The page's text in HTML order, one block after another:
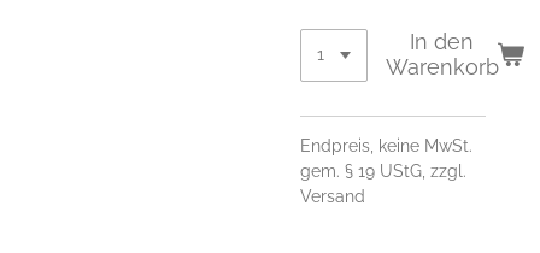
In den
Warenkorb
Endpreis, keine MwSt.
gem. § 19 UStG, zzgl.
Versand